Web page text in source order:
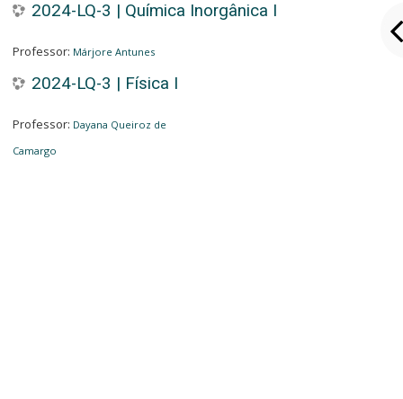
2024-LQ-3 | Química Inorgânica I
Professor: Márjore Antunes
2024-LQ-3 | Física I
Professor: Dayana Queiroz de
Camargo